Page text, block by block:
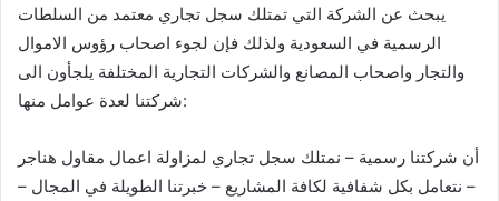
يبحث عن الشركة التي تمتلك سجل تجاري معتمد من السلطات
الرسمية في السعودية ولذلك فإن لجوء اصحاب رؤوس الاموال
والتجار واصحاب المصانع والشركات التجارية المختلفة يلجأون الى
شركتنا لعدة عوامل منها:
أن شركتنا رسمية – نمتلك سجل تجاري لمزاولة اعمال مقاول هناجر
– نتعامل بكل شفافية لكافة المشاريع – خبرتنا الطويلة في المجال –